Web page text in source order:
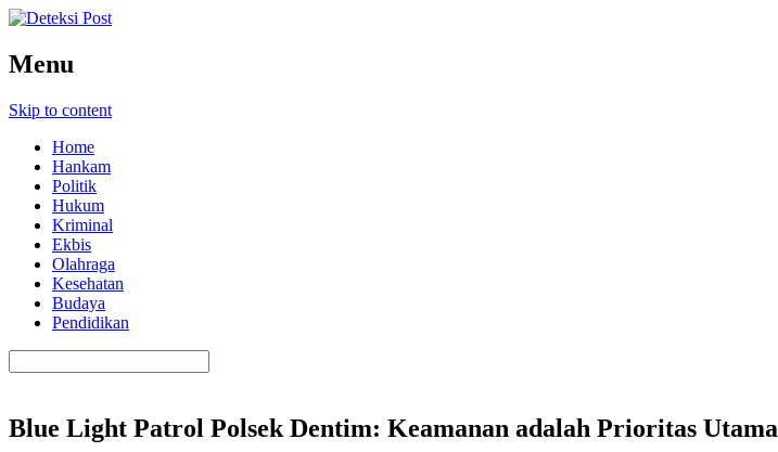
Menu
Skip to content
Home
Hankam
Politik
Hukum
Kriminal
Ekbis
Olahraga
Kesehatan
Budaya
Pendidikan
Blue Light Patrol Polsek Dentim: Keamanan adalah Prioritas Utama